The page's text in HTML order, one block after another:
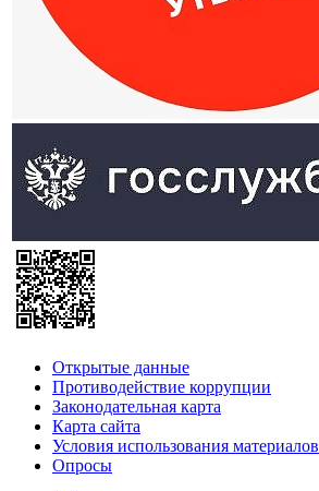
Открытые данные
Противодействие коррупции
Законодательная карта
Карта сайта
Условия использования материалов
Опросы